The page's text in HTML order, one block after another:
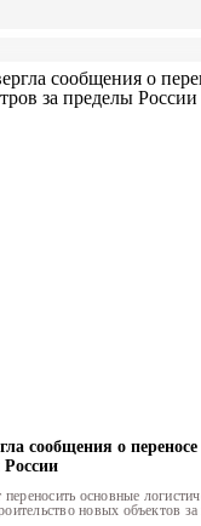
сообщения о переносе
России
основные
новых объектов за